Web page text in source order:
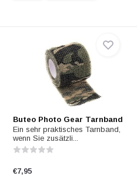
Buteo Photo Gear Tarnband
Ein sehr praktisches Tarnband,
wenn Sie zusätzli...
€7,95